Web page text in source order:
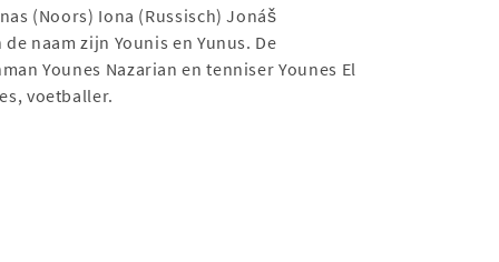
(Noors) Iona (Russisch) Jonáš
naam zijn Younis en Yunus. De
Younes Nazarian en tenniser Younes El
voetballer.